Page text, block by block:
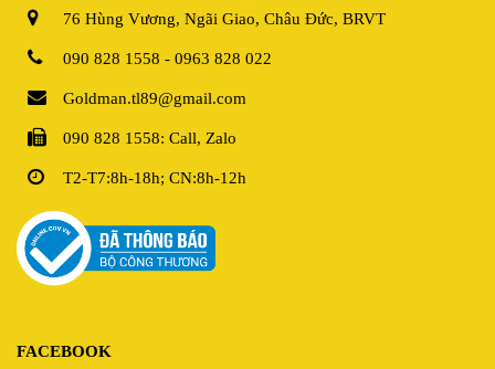
76 Hùng Vương, Ngãi Giao, Châu Đức, BRVT
090 828 1558 - 0963 828 022
Goldman.tl89@gmail.com
090 828 1558: Call, Zalo
T2-T7:8h-18h; CN:8h-12h
FACEBOOK